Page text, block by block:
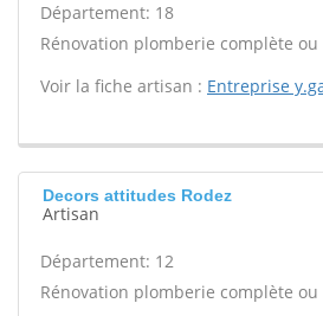
Département: 18
Rénovation plomberie complète
Voir la fiche artisan : Entreprise
Decors attitudes Rodez
Artisan
Département: 12
Rénovation plomberie complète